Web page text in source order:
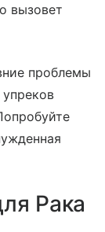
вызовет
проблемы
Рака